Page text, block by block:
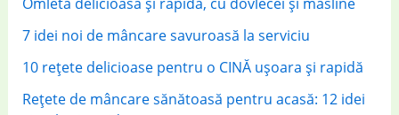
7 idei noi de mâncare savuroasă la serviciu
10 rețete delicioase pentru o CINĂ ușoara și rapidă
Rețete de mâncare sănătoasă pentru acasă: 12 idei